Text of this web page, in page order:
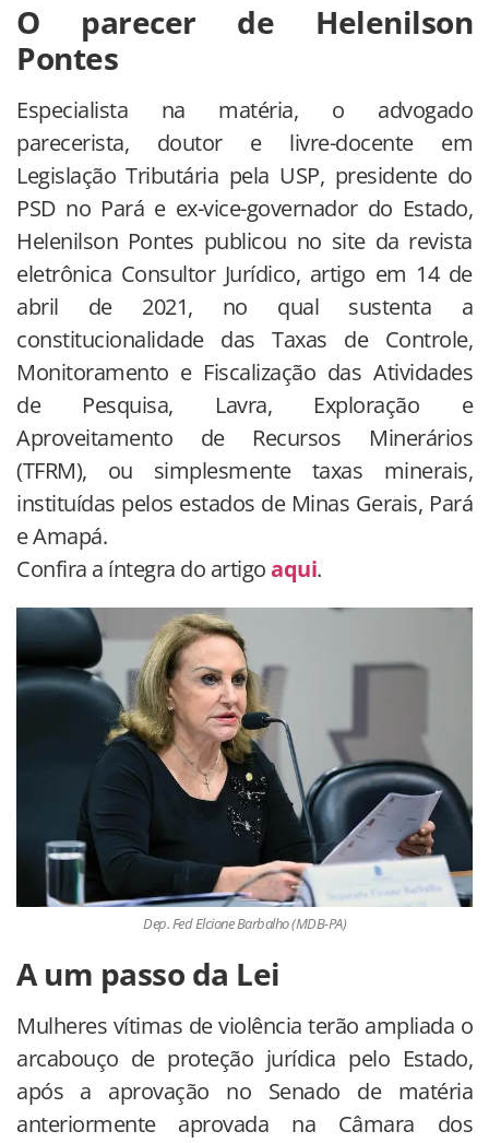
O parecer de Helenilson
Pontes
Especialista na matéria, o advogado
parecerista, doutor e livre-docente em
Legislação Tributária pela USP, presidente do
PSD no Pará e ex-vice-governador do Estado,
Helenilson Pontes publicou no site da revista
eletrônica Consultor Jurídico, artigo em 14 de
abril de 2021, no qual sustenta a
constitucionalidade das Taxas de Controle,
Monitoramento e Fiscalização das Atividades
de Pesquisa, Lavra, Exploração e
Aproveitamento de Recursos Minerários
(TFRM), ou simplesmente taxas minerais,
instituídas pelos estados de Minas Gerais, Pará
e Amapá.
Confira a íntegra do artigoaqui.
Dep. Fed Elcione Barbalho (MDB-PA)
A um passo da Lei
Mulheres vítimas de violência terão ampliada o
arcabouço de proteção jurídica pelo Estado,
após a aprovação no Senado de matéria
anteriormente aprovada na Câmara dos